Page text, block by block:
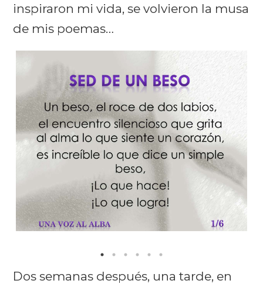
inspiraron mi vida, se volvieron la musa
de mis poemas…
Dos semanas después, una tarde, en